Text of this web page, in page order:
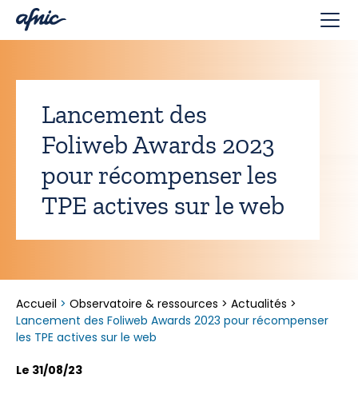
Lancement des
Foliweb Awards 2023
pour récompenser les
TPE actives sur le web
Accueil > Observatoire & ressources > Actualités >
Lancement des Foliweb Awards 2023 pour récompenser
les TPE actives sur le web
Le 31/08/23
Panneau de gestion des cookies